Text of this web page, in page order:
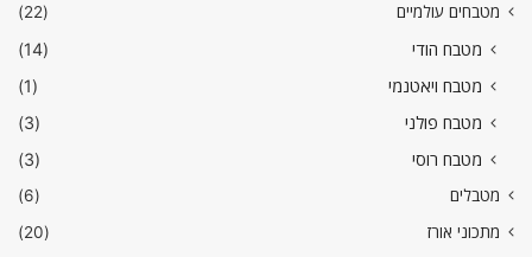
מטבחים עולמיים
(22)
מטבח הודי
(14)
מטבח ויאטנמי
(1)
מטבח פולני
(3)
מטבח רוסי
(3)
מטבלים
(6)
מתכוני אורז
(20)